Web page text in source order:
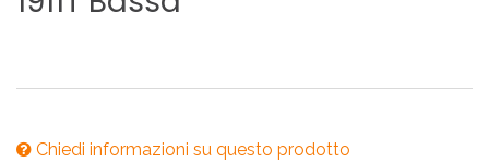
Chiedi informazioni su questo prodotto